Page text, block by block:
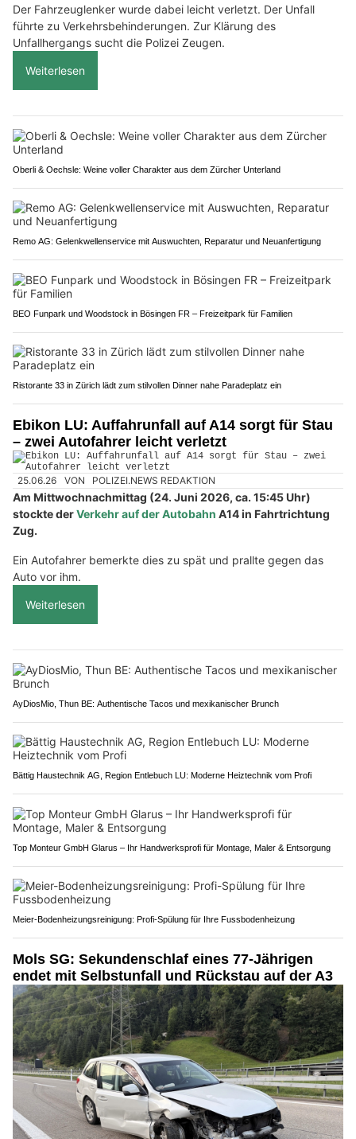
Der Fahrzeuglenker wurde dabei leicht verletzt. Der Unfall
führte zu Verkehrsbehinderungen. Zur Klärung des
Unfallhergangs sucht die Polizei Zeugen.
Weiterlesen
Oberli & Oechsle: Weine voller Charakter aus dem Zürcher Unterland
Remo AG: Gelenkwellenservice mit Auswuchten, Reparatur und Neuanfertigung
BEO Funpark und Woodstock in Bösingen FR – Freizeitpark für Familien
Ristorante 33 in Zürich lädt zum stilvollen Dinner nahe Paradeplatz ein
Ebikon LU: Auffahrunfall auf A14 sorgt für Stau
– zwei Autofahrer leicht verletzt
25.06.26 VON POLIZEI.NEWS REDAKTION
Am Mittwochnachmittag (24. Juni 2026, ca. 15:45 Uhr)
stockte derVerkehr auf der Autobahn A14 in Fahrtrichtung
Zug.
Ein Autofahrer bemerkte dies zu spät und prallte gegen das
Auto vor ihm.
Weiterlesen
AyDiosMio, Thun BE: Authentische Tacos und mexikanischer Brunch
Bättig Haustechnik AG, Region Entlebuch LU: Moderne Heiztechnik vom Profi
Top Monteur GmbH Glarus – Ihr Handwerksprofi für Montage, Maler & Entsorgung
Meier-Bodenheizungsreinigung: Profi-Spülung für Ihre Fussbodenheizung
Mols SG: Sekundenschlaf eines 77-Jährigen
endet mit Selbstunfall und Rückstau auf der A3